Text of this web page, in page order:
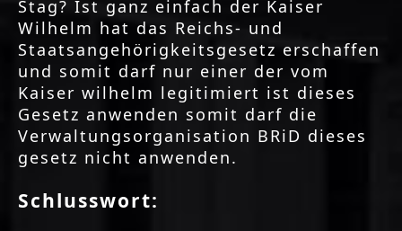
Stag? Ist ganz einfach der Kaiser
Wilhelm hat das Reichs- und
Staatsangehörigkeitsgesetz erschaffen
und somit darf nur einer der vom
Kaiser wilhelm legitimiert ist dieses
Gesetz anwenden somit darf die
Verwaltungsorganisation BRiD dieses
gesetz nicht anwenden.
Schlusswort: